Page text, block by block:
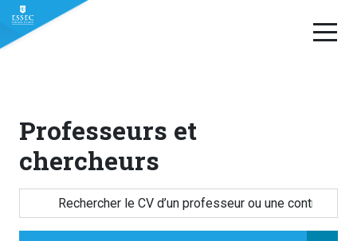
Professeurs et
chercheurs